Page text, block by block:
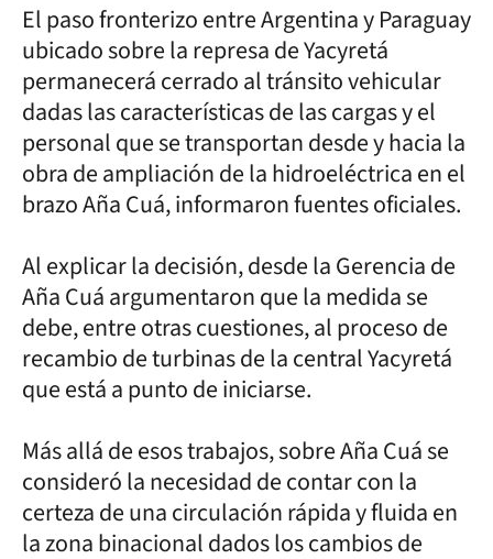
El paso fronterizo entre Argentina y Paraguay
ubicado sobre la represa de Yacyretá
permanecerá cerrado al tránsito vehicular
dadas las características de las cargas y el
personal que se transportan desde y hacia la
obra de ampliación de la hidroeléctrica en el
brazo Aña Cuá, informaron fuentes oficiales.
Al explicar la decisión, desde la Gerencia de
Aña Cuá argumentaron que la medida se
debe, entre otras cuestiones, al proceso de
recambio de turbinas de la central Yacyretá
que está a punto de iniciarse.
Más allá de esos trabajos, sobre Aña Cuá se
consideró la necesidad de contar con la
certeza de una circulación rápida y fluida en
la zona binacional dados los cambios de